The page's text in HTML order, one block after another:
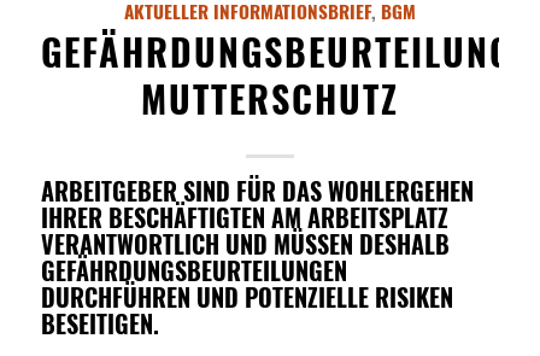
AKTUELLER INFORMATIONSBRIEF, BGM
GEFÄHRDUNGSBEURTEILUNG
MUTTERSCHUTZ
ARBEITGEBER SIND FÜR DAS WOHLERGEHEN
IHRER BESCHÄFTIGTEN AM ARBEITSPLATZ
VERANTWORTLICH UND MÜSSEN DESHALB
GEFÄHRDUNGSBEURTEILUNGEN
DURCHFÜHREN UND POTENZIELLE RISIKEN
BESEITIGEN.